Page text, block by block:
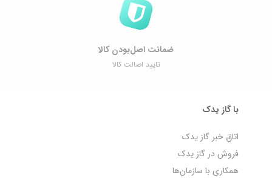
ضمانت اصل‌بودن کالا
تایید اصالت کالا
با گاز یدک
اتاق خبر گاز یدک
فروش در گاز یدک
همکاری با سازمان‌ها